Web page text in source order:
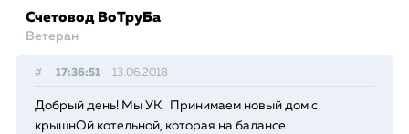
Счетовод ВоТруБа
Ветеран
# 17:36:51 13.06.2018
Добрый день! Мы УК. Принимаем новый дом с
крышнОй котельной, которая на балансе